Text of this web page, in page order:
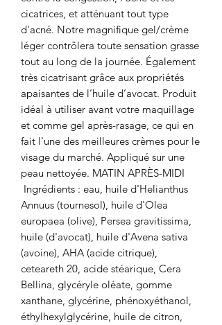
cicatrices, et atténuant tout type
d'acné. Notre magnifique gel/crème
léger contrôlera toute sensation grasse
tout au long de la journée. Également
très cicatrisant grâce aux propriétés
apaisantes de l’huile d’avocat. Produit
idéal à utiliser avant votre maquillage
et comme gel après-rasage, ce qui en
fait l'une des meilleures crèmes pour le
visage du marché. Appliqué sur une
peau nettoyée. MATIN APRÈS-MIDI
Annuus (tournesol), huile d'Olea
europaea (olive), Persea gravitissima,
huile (d'avocat), huile d'Avena sativa
(avoine), AHA (acide citrique),
ceteareth 20, acide stéarique, Cera
Bellina, glycéryle oléate, gomme
xanthane, glycérine, phénoxyéthanol,
éthylhexylglycérine, huile de citron,